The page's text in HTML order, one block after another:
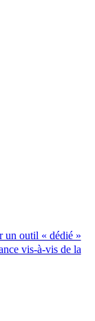
un outil « dédié »
vis-à-vis de la